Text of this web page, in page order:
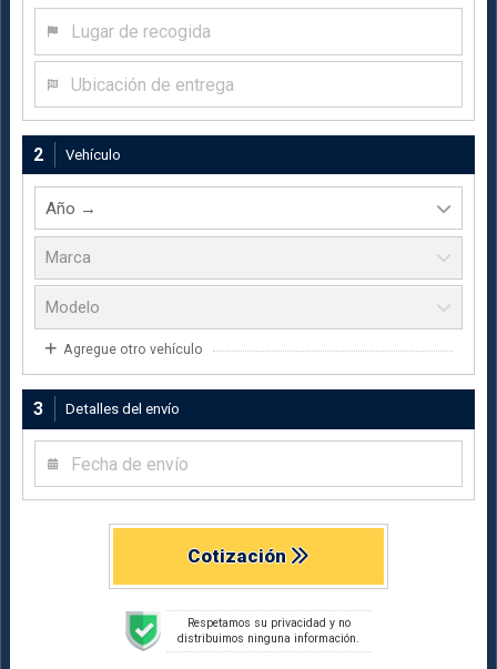
2 Vehículo
Agregue otro vehículo
3 Detalles del envío
Cotización
Respetamos su privacidad y no
distribuimos ninguna información.